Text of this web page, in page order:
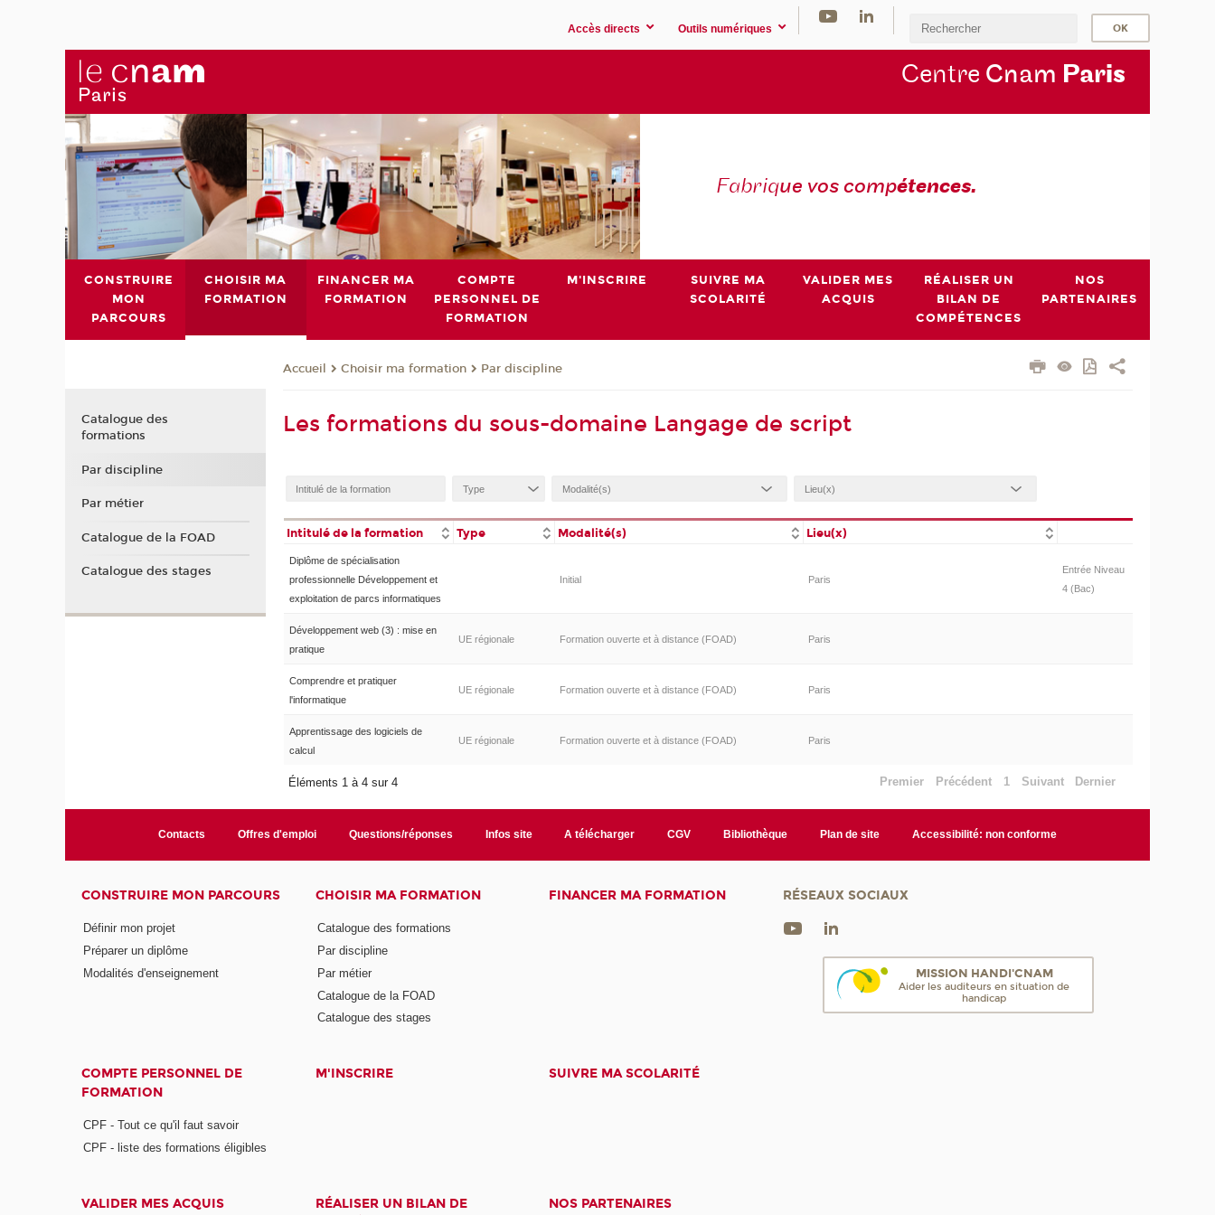
Accès directs Outils numériques
Centre Cnam Paris
Fabrique vos compétences.
CONSTRUIRE
MON
PARCOURS
CHOISIR MA
FORMATION
FINANCER MA
FORMATION
COMPTE
PERSONNEL DE
FORMATION
M'INSCRIRE
SUIVRE MA
SCOLARITÉ
VALIDER MES
ACQUIS
RÉALISER UN
BILAN DE
COMPÉTENCES
NOS
PARTENAIRES
Accueil Choisir ma formation Par discipline
Les formations du sous-domaine Langage de script
Intitulé de la formation Type Modalité(s) Lieu(x)
Diplôme de spécialisation
professionnelle Développement et
exploitation de parcs informatiques
Initial Paris
Entrée Niveau
4 (Bac)
Développement web (3) : mise en
pratique
UE régionale Formation ouverte et à distance (FOAD) Paris
Comprendre et pratiquer
l'informatique
UE régionale Formation ouverte et à distance (FOAD) Paris
Apprentissage des logiciels de
calcul
UE régionale Formation ouverte et à distance (FOAD) Paris
Éléments 1 à 4 sur 4 Premier Précédent 1 Suivant Dernier
Catalogue des
formations
Par discipline
Par métier
Catalogue de la FOAD
Catalogue des stages
Contacts Offres d'emploi Questions/réponses Infos site A télécharger CGV Bibliothèque Plan de site Accessibilité: non conforme
CONSTRUIRE MON PARCOURS
Définir mon projet
Préparer un diplôme
Modalités d'enseignement
CHOISIR MA FORMATION
Catalogue des formations
Par discipline
Par métier
Catalogue de la FOAD
Catalogue des stages
FINANCER MA FORMATION
COMPTE PERSONNEL DE
FORMATION
CPF - Tout ce qu'il faut savoir
CPF - liste des formations éligibles
M'INSCRIRE SUIVRE MA SCOLARITÉ
VALIDER MES ACQUIS
RÉALISER UN BILAN DE
NOS PARTENAIRES
RÉSEAUX SOCIAUX
MISSION HANDI'CNAM
Aider les auditeurs en situation de
handicap